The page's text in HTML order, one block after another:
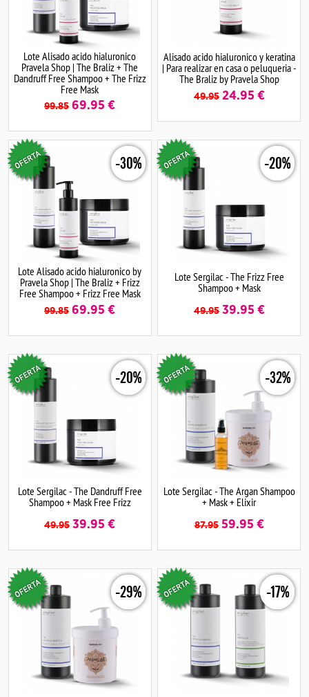
Lote Alisado acido hialuronico
Pravela Shop | The Braliz + The
Dandruff Free Shampoo + The Frizz
Free Mask
99.85 69.95 €
Alisado acido hialuronico y keratina
| Para realizar en casa o peluqueria -
The Braliz by Pravela Shop
49.95 24.95 €
-30%
Lote Alisado acido hialuronico by
Pravela Shop | The Braliz + Frizz
Free Shampoo + Frizz Free Mask
99.85 69.95 €
-20%
Lote Sergilac - The Frizz Free
Shampoo + Mask
49.95 39.95 €
-20%
Lote Sergilac - The Dandruff Free
Shampoo + Mask Free Frizz
49.95 39.95 €
-32%
Lote Sergilac - The Argan Shampoo
+ Mask + Elixir
87.95 59.95 €
-29% -17%